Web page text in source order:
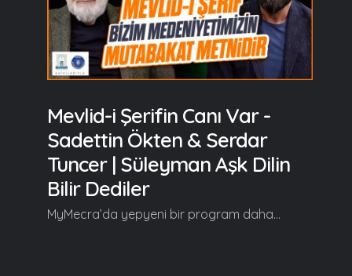
Mevlid-i Şerifin Canı Var -
Sadettin Ökten & Serdar
Tuncer | Süleyman Aşk Dilin
Bilir Dediler
MyMecra’da yepyeni bir program daha… Müslümanlar arasında devam eden en güzel adetlerden biri olan Mevlid-i Şerif, "Süleyman Aşk Dilin Bilir Dediler" programıyla MyMecra’da… Türkçe yazılan mevlid manzumelerinin arasında özel bir yere sahip olan, Süleyman Çelebi’nin aşkla kaleme aldığı Vesîlet’ün Necât (Mevlid-i Şerif) eserini Prof. Dr. Sadettin Ökten’le birlikte "Süleyman Aşk Dilin Bilir Dediler" programında hem okuyup hem de şerh ediyoruz… Süleyman Aşk Dilin Bilir Dediler'in ilk bölümünde başlıca şunlar konuşuldu; Serdar Tuncer: Efendim merhabalar. MyMecra'da yeni bir programla selamlıyoruz sizi... Süleyman Çelebi Yılı münasebetiyle Vesîlet’ün Necât maruf Mevlid-i Şerif'in şerhini yapacağımız bir programı sizlerle buluşturuyoruz. Bu programda çok kıymetli bir isim, Mevlid-i Şerif şerhi için bize eşlik edecek: Sadettin Ökten Bey Hocam... Efendim hoş geldiniz, safalar getirdiniz. Sadettin Ökten: Hoş bulduk efendim. Serdar Tuncer: Güzel bir vesile ile yine MyMecra'da birlikteyiz... Sadettin Ökten: Vesîlet’ün Necât zaten adı üstünde :) Vesile-i hasene inşallah... Serdar Tuncer: Mevlid-i Şerif ile alakalı bizim medeniyetimizin mutabakat metnidir deyişinizi hiç unutmam. Buradan başlayalım mı? Ne demektir bu? Sadettin Ökten: Başlayalım efendim inşallah ama isterseniz ben şerh mevzusunda bir kaç söz söylemek isterim... Devamı videoda... Gelin, Beraber Yürüyelim...